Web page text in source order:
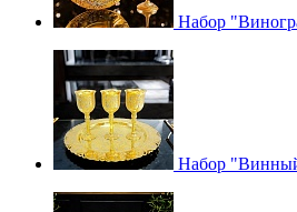
Набор
Набор